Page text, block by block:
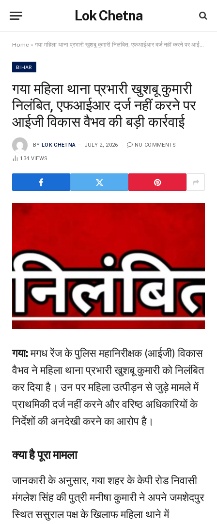
Lok Chetna
Home » गया महिला थाना प्रभारी खुशबू कुमारी निलंबित, एफआईआर दर्ज नहीं करने पर आईजी विकास वैभव की बड़ी कार्रवाई
BIHAR
गया महिला थाना प्रभारी खुशबू कुमारी
निलंबित, एफआईआर दर्ज नहीं करने पर
आईजी विकास वैभव की बड़ी कार्रवाई
BY LOK CHETNA JULY 2, 2026 NO COMMENTS
134 VIEWS
गया:मगध रेंज के पुलिस महानिरीक्षक (आईजी) विकास
वैभव ने महिला थाना प्रभारी खुशबू कुमारी को निलंबित
कर दिया है। उन पर महिला उत्पीड़न से जुड़े मामले में
प्राथमिकी दर्ज नहीं करने और वरिष्ठ अधिकारियों के
निर्देशों की अनदेखी करने का आरोप है।
क्या है पूरा मामला
जानकारी के अनुसार, गया शहर के केपी रोड निवासी
मंगलेश सिंह की पुत्री मनीषा कुमारी ने अपने जमशेदपुर
स्थित ससुराल पक्ष के खिलाफ महिला थाने में